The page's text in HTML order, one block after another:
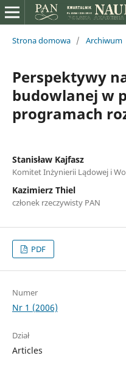
Strona domowa / Archiwum
Perspektywy
budowlanej w
programach
Stanisław Kajfasz
Komitet Inżynierii Lądowej i
Kazimierz Thiel
członek rzeczywisty PAN
PDF
Numer
Nr 1 (2006)
Dział
Articles